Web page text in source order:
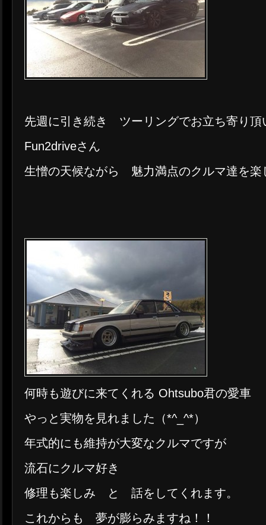
先週に引き続き ツーリングでお立ち寄り頂
Fun2driveさん
生憎の天候ながら 魅力満点のクルマ達を楽
何時も遊びに来てくれる Ohtsubo君の愛車
やっと実物を見れました（*^_^*）
年式的にも維持が大変なクルマですが
流石にクルマ好き
修理も楽しみ と 話をしてくれます。
これからも 夢が膨らみますね！！